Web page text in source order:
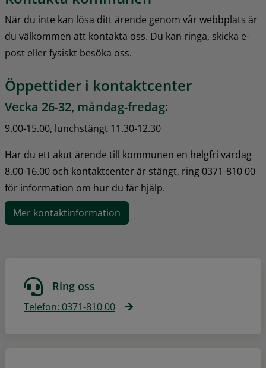
När du inte kan lösa ditt ärende genom vår webbplats är
du välkommen att kontakta oss. Du kan ringa, skicka e-
post eller fysiskt besöka oss.
Öppettider i kontaktcenter
Vecka 26-32, måndag-fredag:
9.00-15.00, lunchstängt 11.30-12.30
Har du ett akut ärende till kommunen en helgfri vardag
8.00-16.00 och kontaktcenter är stängt, ring 0371-810 00
för information om hur du får hjälp.
Mer kontaktinformation
Ring oss
Telefon: 0371-810 00